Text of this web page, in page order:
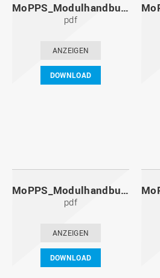
MoPPS_Modulhandbuch_20111201.pdf
pdf
ANZEIGEN
DOWNLOAD
MoPPS_Modulhandbuch_20101201.pdf
pdf
ANZEIGEN
DOWNLOAD